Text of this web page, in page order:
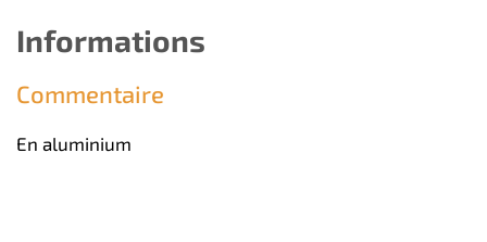
Informations
Commentaire
En aluminium